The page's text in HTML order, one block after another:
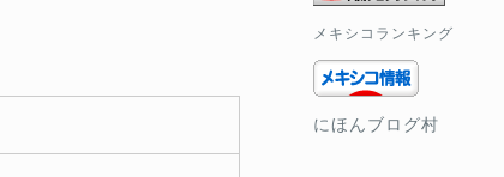
メキシコランキング
にほんブログ村